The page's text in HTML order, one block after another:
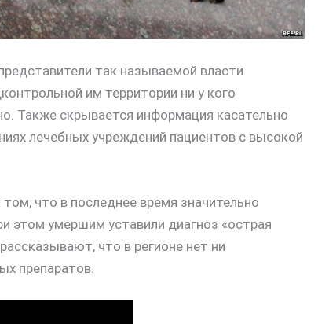
так называемой власти
им территории ни у кого
Также скрывается информация касательно
лечебных учреждений пациентов с высокой
что в последнее время значительно
этом умершим уставили диагноз «острая
что в регионе нет ни
препаратов.